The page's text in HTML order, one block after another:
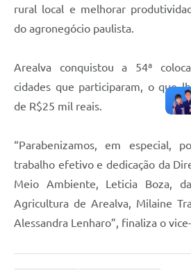
rural local e melhorar
do agronegócio paulista.
Arealva conquistou a 54ª
cidades que participaram, o que
de R$25 mil reais.
“Parabenizamos, em especial,
trabalho efetivo e dedicação da
Meio Ambiente, Leticia Boza,
Agricultura de Arealva, Milaine
Alessandra Lenharo”, finaliza o